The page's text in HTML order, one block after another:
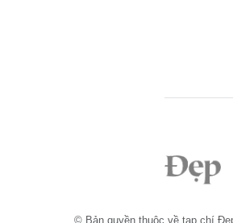
© Bản quyền thuộc về tạp chí